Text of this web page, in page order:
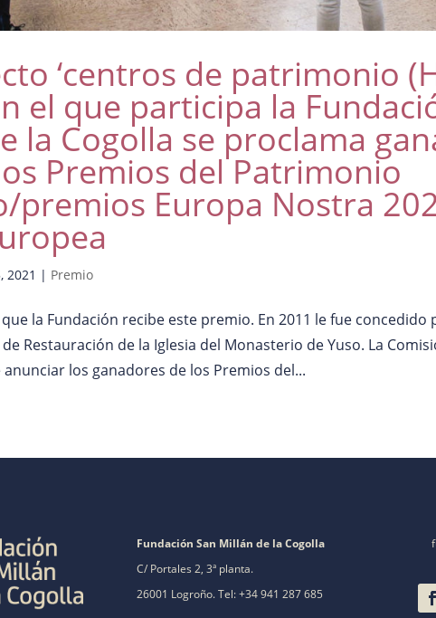
‘centros de patrimonio
el que participa la
la Cogolla se proclama
Premios del Patrimonio
premios Europa Nostra
2021 | Premio
que la Fundación recibe este premio. En 2011 le fue concedido
Restauración de la Iglesia del Monasterio de Yuso. La
los ganadores de los Premios del...
Fundación San Millán de la Cogolla
C/ Portales 2, 3ª planta.
26001 Logroño. Tel: +34 941 287 685